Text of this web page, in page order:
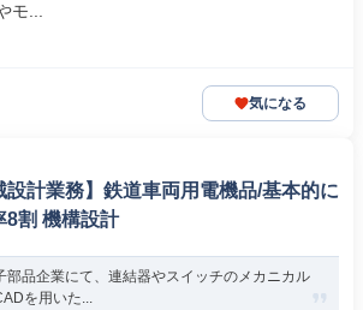
モ...
気になる
設計業務】鉄道車両用電機品/基本的に
8割 機構設計
部品企業にて、連結器やスイッチのメカニカル
を用いた...